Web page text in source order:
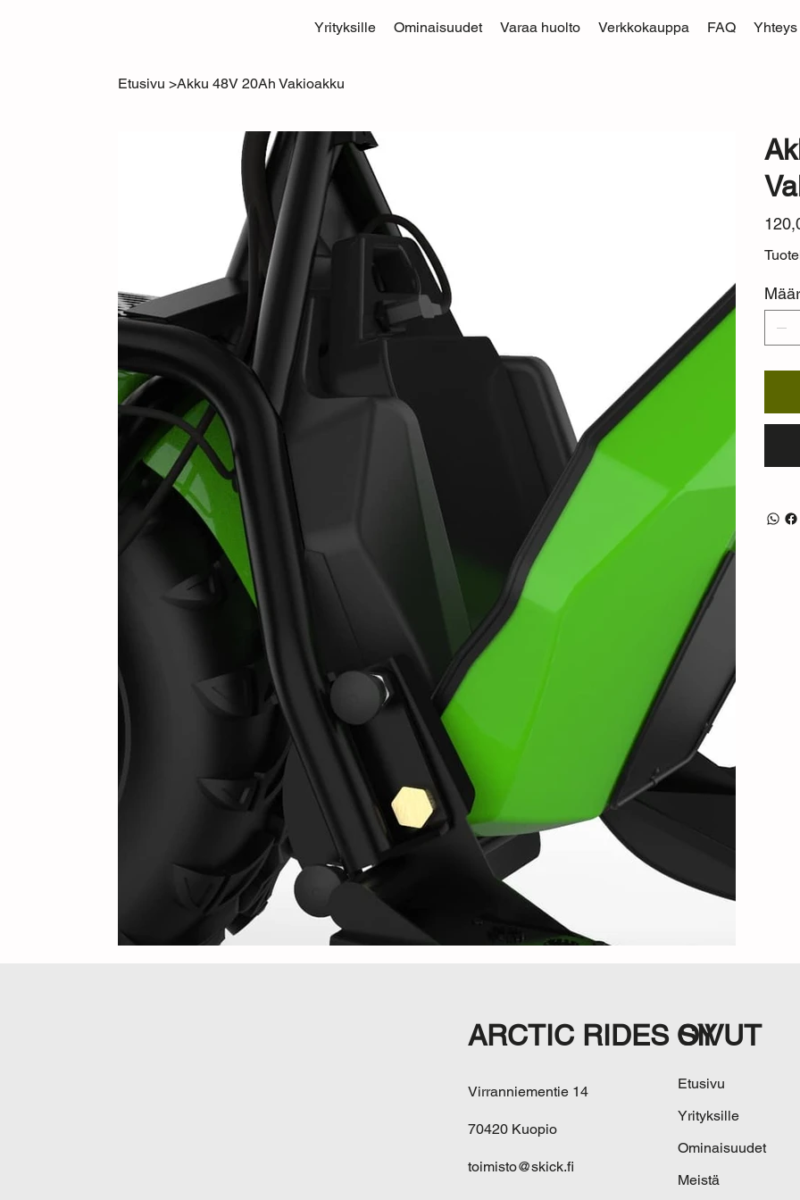
Yrityksille Ominaisuudet Varaa huolto Verkkokauppa FAQ Yhteys
Etusivu >Akku 48V 20Ah Vakioakku
Hinta
ARCTIC RIDES OY
Virranniementie 14
70420 Kuopio
toimisto@skick.fi
SIVUT
Etusivu
Yrityksille
Ominaisuudet
Meistä